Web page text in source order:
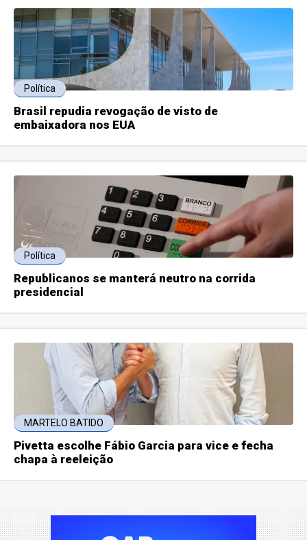
Política
Brasil repudia revogação de visto de
embaixadora nos EUA
Política
Republicanos se manterá neutro na corrida
presidencial
MARTELO BATIDO
Pivetta escolhe Fábio Garcia para vice e fecha
chapa à reeleição